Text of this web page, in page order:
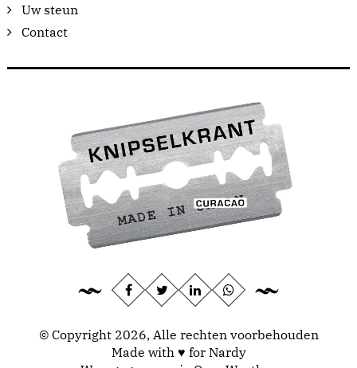
Uw steun
Contact
© Copyright 2026, Alle rechten voorbehouden
Made with ♥ for Nardy